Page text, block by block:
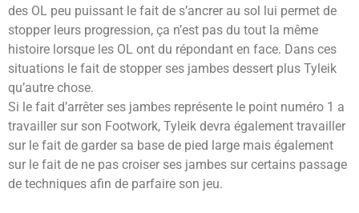
des OL peu puissant le fait de s’ancrer au sol lui permet de
stopper leurs progression, ça n’est pas du tout la même
histoire lorsque les OL ont du répondant en face. Dans ces
situations le fait de stopper ses jambes dessert plus Tyleik
qu’autre chose.
Si le fait d’arrêter ses jambes représente le point numéro 1 a
travailler sur son Footwork, Tyleik devra également travailler
sur le fait de garder sa base de pied large mais également
sur le fait de ne pas croiser ses jambes sur certains passage
de techniques afin de parfaire son jeu.